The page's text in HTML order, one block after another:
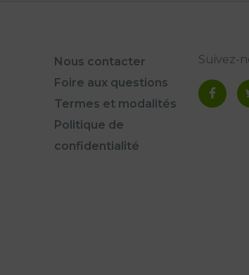
Nous contacter
Foire aux questions
Termes et modalités
Politique de
confidentialité
Suivez-